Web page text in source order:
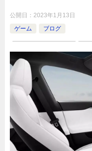
公開日： 2023年1月13日
ゲーム
ブログ